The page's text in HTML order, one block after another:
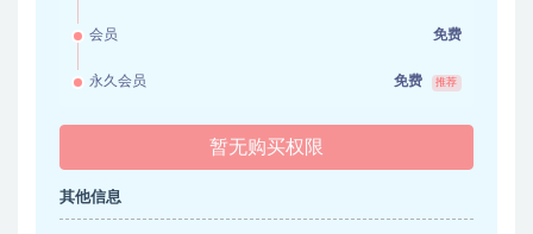
会员 免费
永久会员 免费 推荐
暂无购买权限
其他信息